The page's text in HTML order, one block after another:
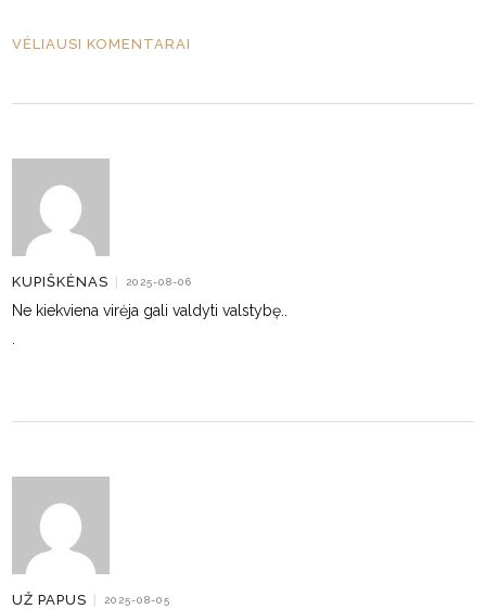
VĖLIAUSI KOMENTARAI
KUPIŠKĖNAS | 2025-08-06
Ne kiekviena virėja gali valdyti valstybę..
UŽ PAPUS | 2025-08-05